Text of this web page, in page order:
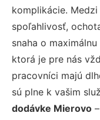
komplikácie.
spoľahlivosť,
snaha o
ktorá je pre nás
pracovníci majú
sú plne k vašim
dodávke Mierovo